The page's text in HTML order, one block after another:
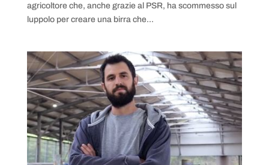
agricoltore che, anche grazie al PSR, ha scommesso sul
luppolo per creare una birra che...